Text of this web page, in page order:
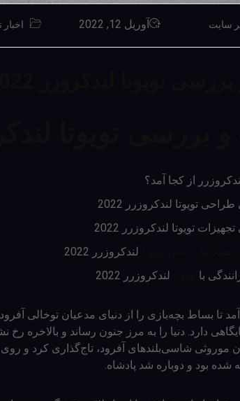
آوریل 12, 2022 اخبار
از کجا آمد؟
تویوتا لندکروزرر 2022
تویوتا لندکروزرر 2022
لندکروزرر 2022
با
لندکروزرر 2022
آمد تا بساط بچه‌بازی را از دنیای مدعیان توخالی
دارد. دنیا را به مرز جنون رساند و بالاخره رخ
موروثی شاسی‌بلندهای آفرود، تاج‌گذاری کرد و
شده بود و دوباره شد پادشاه.